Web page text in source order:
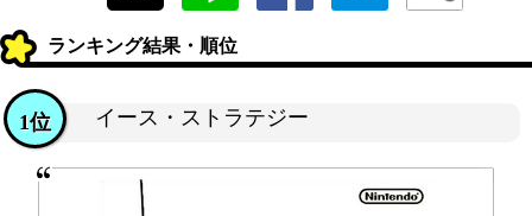
ランキング結果・順位
イース・ストラテジー
1位